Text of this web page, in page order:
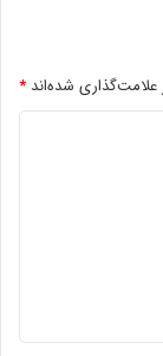
شده‌اند *